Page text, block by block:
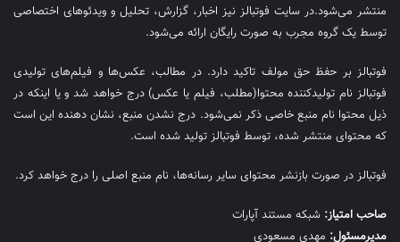
منتشر می‌شود.در سایت فوتبالز نیز اخبار، گزارش، تحلیل و ویدئوهای اختصاصی
توسط یک گروه مجرب به صورت رایگان ارائه می‌شود.
فوتبالز بر حفظ حق مولف تاکید دارد. در مطالب، عکس‌ها و فیلم‌های تولیدی
فوتبالز نام تولیدکننده محتوا(مطلب، فیلم یا عکس) درج خواهد شد و یا اینکه در
ذیل محتوا نام منبع خاصی ذکر نمی‌‎شود. درج نشدن منبع، نشان دهنده این است
که محتوای منتشر شده، توسط فوتبالز تولید شده است.
فوتبالز در صورت بازنشر محتوای سایر رسانه‌ها، نام منبع اصلی را درج خواهد کرد.
صاحب امتیاز: شبکه مستند آپارات
مديرمسئول: مهدی مسعودی